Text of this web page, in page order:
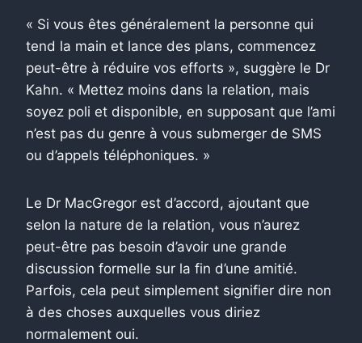
« Si vous êtes généralement la personne qui
tend la main et lance des plans, commencez
peut-être à réduire vos efforts », suggère le Dr
Kahn. « Mettez moins dans la relation, mais
soyez poli et disponible, en supposant que l’ami
n’est pas du genre à vous submerger de SMS
ou d’appels téléphoniques. »
Le Dr MacGregor est d’accord, ajoutant que
selon la nature de la relation, vous n’aurez
peut-être pas besoin d’avoir une grande
discussion formelle sur la fin d’une amitié.
Parfois, cela peut simplement signifier dire non
à des choses auxquelles vous diriez
normalement oui.